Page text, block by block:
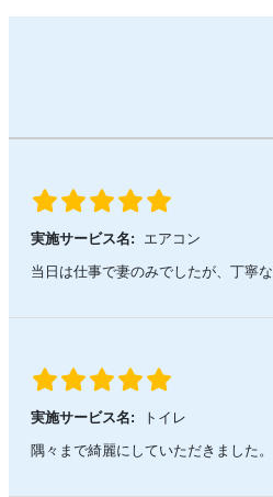
実施サービス名:
エアコン
当日は仕事で妻のみでしたが、丁寧
実施サービス名:
トイレ
隅々まで綺麗にしていただきました。